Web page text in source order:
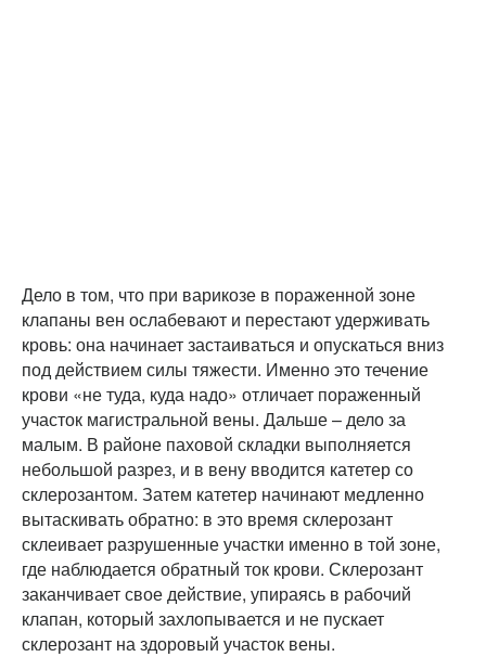
Дело в том, что при варикозе в пораженной зоне
клапаны вен ослабевают и перестают удерживать
кровь: она начинает застаиваться и опускаться вниз
под действием силы тяжести. Именно это течение
крови «не туда, куда надо» отличает пораженный
участок магистральной вены. Дальше – дело за
малым. В районе паховой складки выполняется
небольшой разрез, и в вену вводится катетер со
склерозантом. Затем катетер начинают медленно
вытаскивать обратно: в это время склерозант
склеивает разрушенные участки именно в той зоне,
где наблюдается обратный ток крови. Склерозант
заканчивает свое действие, упираясь в рабочий
клапан, который захлопывается и не пускает
склерозант на здоровый участок вены.